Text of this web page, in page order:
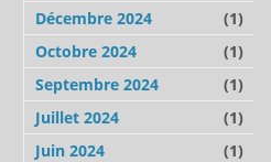
Décembre 2024
(1)
Octobre 2024
(1)
Septembre 2024
(1)
Juillet 2024
(1)
Juin 2024
(1)